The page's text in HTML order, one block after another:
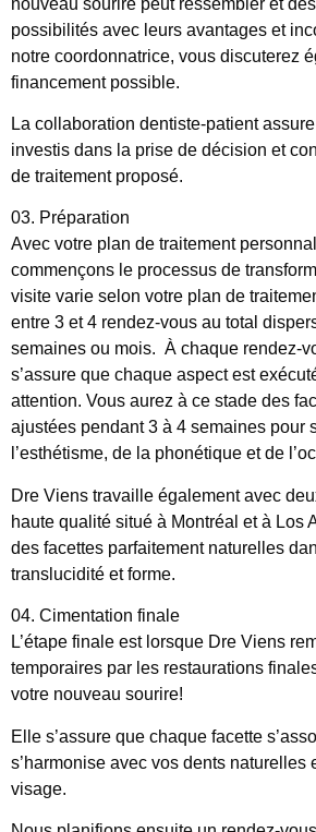
possibilités avec leurs avantages et
notre coordonnatrice, vous discuterez
financement possible.
La collaboration dentiste-patient
investis dans la prise de décision et
de traitement proposé.
03. Préparation
Avec votre plan de traitement
commençons le processus de
visite varie selon votre plan de
entre 3 et 4 rendez-vous au total
semaines ou mois. À chaque rendez-
s’assure que chaque aspect est
attention. Vous aurez à ce stade des
ajustées pendant 3 à 4 semaines pour
l’esthétisme, de la phonétique et de
Dre Viens travaille également avec
haute qualité situé à Montréal et à Los
des facettes parfaitement naturelles
translucidité et forme.
04. Cimentation finale
L’étape finale est lorsque Dre Viens
temporaires par les restaurations
votre nouveau sourire!
Elle s’assure que chaque facette
s’harmonise avec vos dents naturelles
visage.